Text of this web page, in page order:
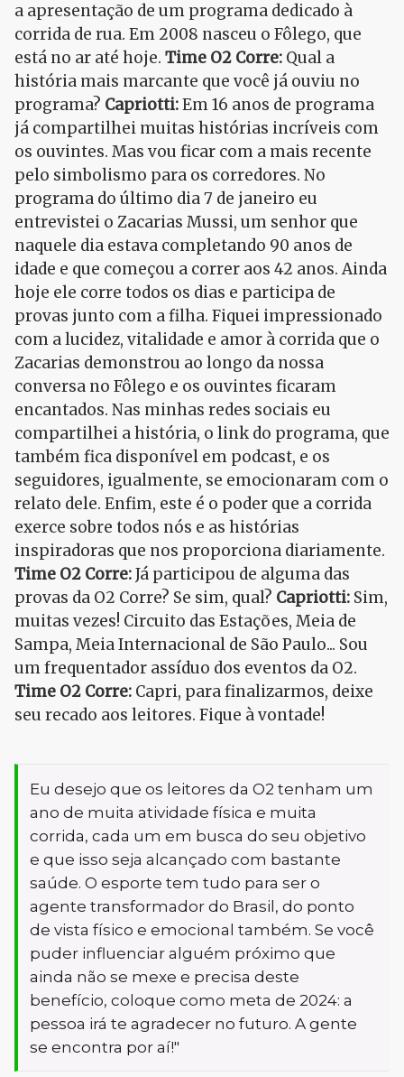
a apresentação de um programa dedicado à
corrida de rua. Em 2008 nasceu o Fôlego, que
está no ar até hoje. Time O2 Corre: Qual a
história mais marcante que você já ouviu no
programa? Capriotti:Em 16 anos de programa
já compartilhei muitas histórias incríveis com
os ouvintes. Mas vou ficar com a mais recente
pelo simbolismo para os corredores. No
programa do último dia 7 de janeiro eu
entrevistei o Zacarias Mussi, um senhor que
naquele dia estava completando 90 anos de
idade e que começou a correr aos 42 anos. Ainda
hoje ele corre todos os dias e participa de
provas junto com a filha. Fiquei impressionado
com a lucidez, vitalidade e amor à corrida que o
Zacarias demonstrou ao longo da nossa
conversa no Fôlego e os ouvintes ficaram
encantados. Nas minhas redes sociais eu
compartilhei a história, o link do programa, que
também fica disponível em podcast, e os
seguidores, igualmente, se emocionaram com o
relato dele. Enfim, este é o poder que a corrida
exerce sobre todos nós e as histórias
inspiradoras que nos proporciona diariamente.
Time O2 Corre:Já participou de alguma das
provas da O2 Corre? Se sim, qual? Capriotti: Sim,
muitas vezes! Circuito das Estações, Meia de
Sampa, Meia Internacional de São Paulo... Sou
um frequentador assíduo dos eventos da O2.
Time O2 Corre: Capri, para finalizarmos, deixe
seu recado aos leitores. Fique à vontade!
Eu desejo que os leitores da O2 tenham um
ano de muita atividade física e muita
corrida, cada um em busca do seu objetivo
e que isso seja alcançado com bastante
saúde. O esporte tem tudo para ser o
agente transformador do Brasil, do ponto
de vista físico e emocional também. Se você
puder influenciar alguém próximo que
ainda não se mexe e precisa deste
benefício, coloque como meta de 2024: a
pessoa irá te agradecer no futuro. A gente
se encontra por aí!"